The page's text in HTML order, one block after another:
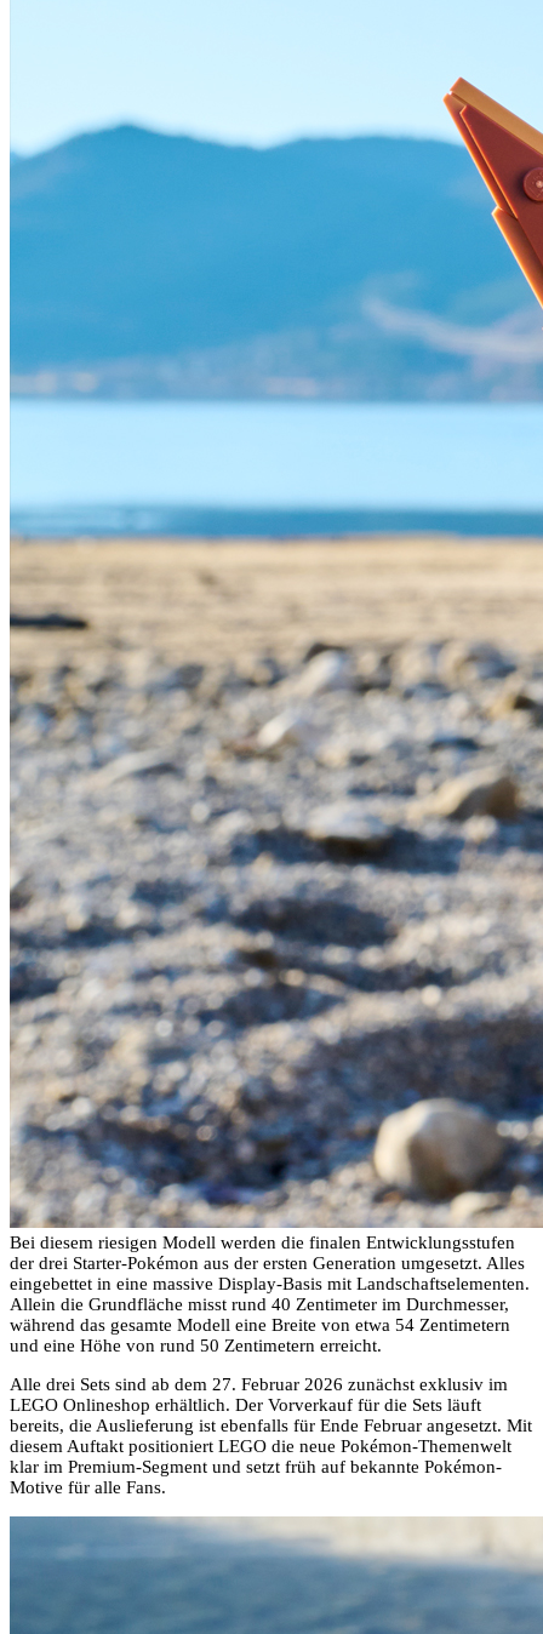
Bei diesem riesigen Modell werden die finalen Entwicklungsstufen
der drei Starter-Pokémon aus der ersten Generation umgesetzt. Alles
eingebettet in eine massive Display-Basis mit Landschaftselementen.
Allein die Grundfläche misst rund 40 Zentimeter im Durchmesser,
während das gesamte Modell eine Breite von etwa 54 Zentimetern
und eine Höhe von rund 50 Zentimetern erreicht.
Alle drei Sets sind ab dem 27. Februar 2026 zunächst exklusiv im
LEGO Onlineshop erhältlich. Der Vorverkauf für die Sets läuft
bereits, die Auslieferung ist ebenfalls für Ende Februar angesetzt. Mit
diesem Auftakt positioniert LEGO die neue Pokémon-Themenwelt
klar im Premium-Segment und setzt früh auf bekannte Pokémon-
Motive für alle Fans.